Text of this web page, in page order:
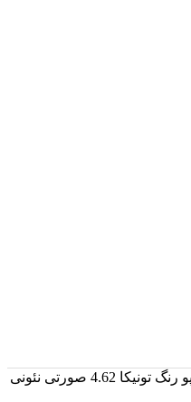
شامپو رنگ تونیکا 4.62 صورتی نئونی